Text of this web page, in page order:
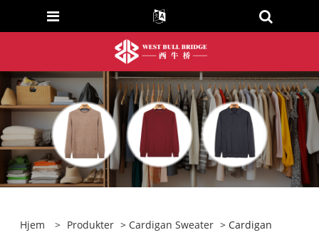
Hjem > Produkter > Cardigan Sweater > Cardigan